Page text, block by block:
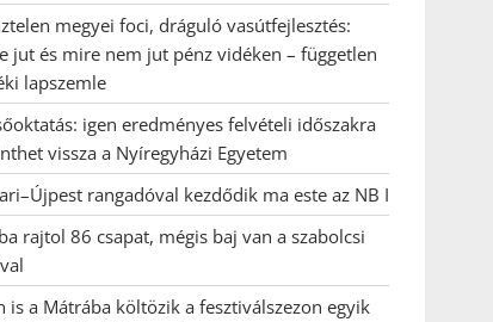
megyei foci, dráguló vasútfejlesztés:
jut és mire nem jut pénz vidéken – független
lapszemle
igen eredményes felvételi időszakra
vissza a Nyíregyházi Egyetem
rangadóval kezdődik ma este az NB I
rajtol 86 csapat, mégis baj van a szabolcsi
is a Mátrába költözik a fesztiválszezon egyik